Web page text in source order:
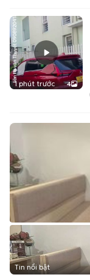
1 phút trước 4
Tin nổi bật